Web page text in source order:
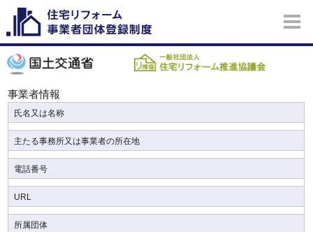
事業者情報
氏名又は名称
主たる事務所又は事業者の所在地
電話番号
URL
所属団体